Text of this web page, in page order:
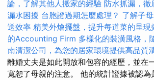
論，了解其他人搬家的經驗 防水抓漏，徹
漏水困擾 台胞證過期怎麼處理？ 了解子
送效率 精美外燴擺盤，提升每道菜的呈現
的Accounting Firm 多樣化的裝潢風格，
南清潔公司，為您的居家環境提供高品質
離婚丈夫是如此開放和包容的經歷，並在
寬恕了母親的注意。 他的統計證據被認為